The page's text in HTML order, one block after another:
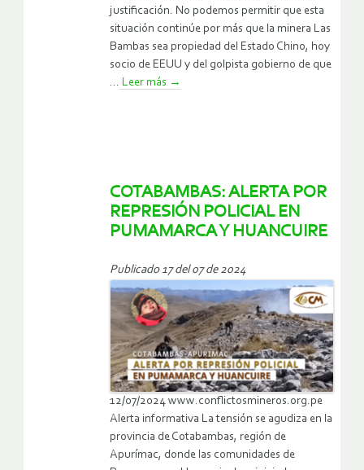
justificación. No podemos permitir que esta
situación continúe por más que la minera Las
Bambas sea propiedad del Estado Chino, hoy
socio de EEUU y del golpista gobierno de que
... Leer más →
COTABAMBAS: ALERTA POR
REPRESIÓN POLICIAL EN
PUMAMARCA Y HUANCUIRE
Publicado 17 del 07 de 2024
12/07/2024 www.conflictosmineros.org.pe
Alerta informativa La tensión se agudiza en la
provincia de Cotabambas, región de
Apurímac, donde las comunidades de